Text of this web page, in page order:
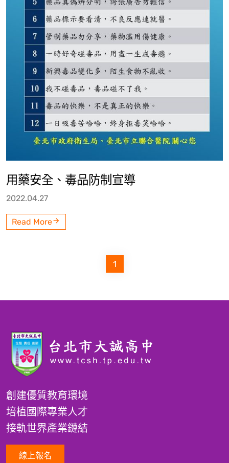
用藥安全、毒品防制宣導
2022.04.27
Read More
1
創建優質教育環境
培植國際專業人才
接軌世界產業鏈結
線上報名